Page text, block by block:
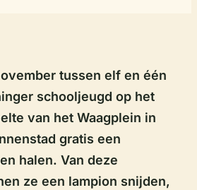
tussen elf en één
schooljeugd op het
van het Waagplein in
gratis een
halen. Van deze
ze een lampion snijden,